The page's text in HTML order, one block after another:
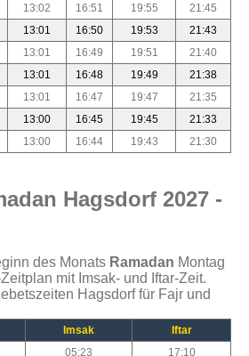
13:02 16:51 19:55
21:45
13:01 16:50 19:53
21:43
13:01 16:49 19:51
21:40
13:01 16:48 19:49
21:38
13:01 16:47 19:47
21:35
13:00 16:45 19:45
21:33
13:00 16:44 19:43 21:30
Hagsdorf 2027 -
des Monats Ramadan Montag
mit Imsak- und Iftar-Zeit.
Hagsdorf für Fajr und
Imsak
Iftar
05:23
17:10